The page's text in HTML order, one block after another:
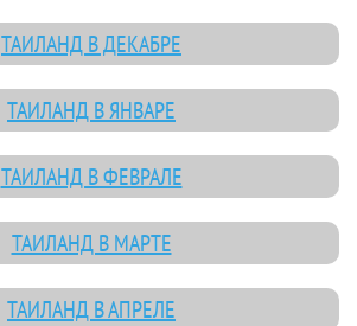
ТАИЛАНД В ДЕКАБРЕ
ТАИЛАНД В ЯНВАРЕ
ТАИЛАНД В ФЕВРАЛЕ
ТАИЛАНД В МАРТЕ
ТАИЛАНД В АПРЕЛЕ